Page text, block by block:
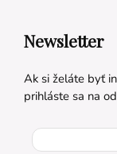
Newsletter
Ak si želáte byť
prihláste sa na